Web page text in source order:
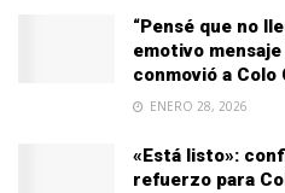
“Pensé que no
emotivo
conmovió a Colo
ENERO 28, 2026
«Está listo»:
refuerzo para